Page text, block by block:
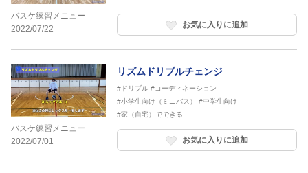
バスケ練習メニュー
2022/07/22
お気に入りに追加
バスケ練習メニュー
2022/07/01
リズムドリブルチェンジ
#ドリブル #コーディネーション
#小学生向け（ミニバス）
#中学生向け
#家（自宅）でできる
お気に入りに追加